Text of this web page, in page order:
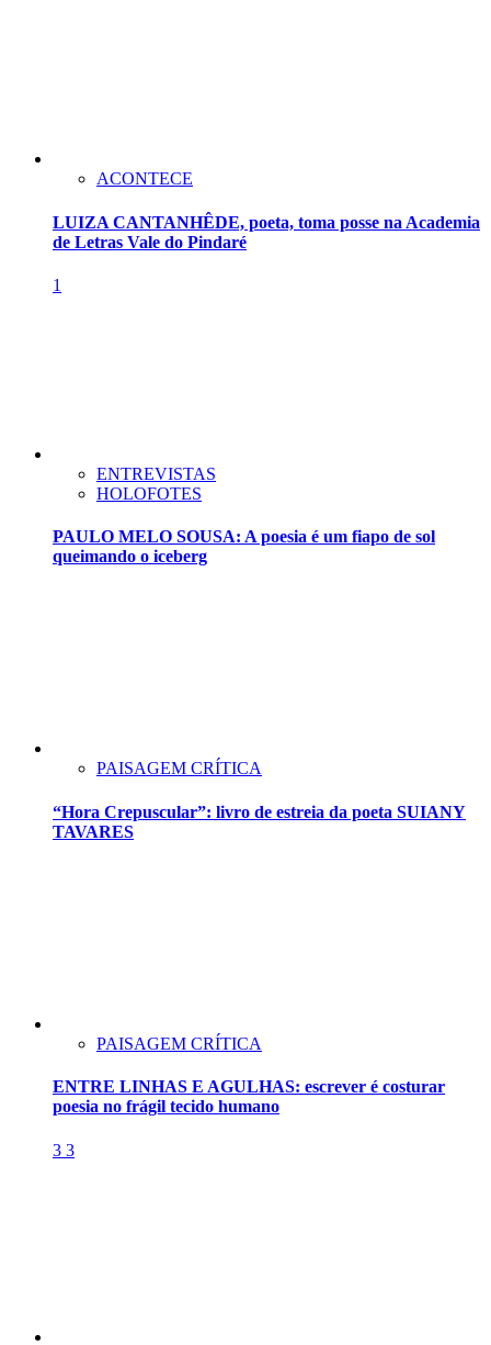
ACONTECE
LUIZA CANTANHÊDE, poeta, toma posse na Academia
de Letras Vale do Pindaré
1
ENTREVISTAS
HOLOFOTES
PAULO MELO SOUSA: A poesia é um fiapo de sol
queimando o iceberg
PAISAGEM CRÍTICA
“Hora Crepuscular”: livro de estreia da poeta SUIANY
TAVARES
PAISAGEM CRÍTICA
ENTRE LINHAS E AGULHAS: escrever é costurar
poesia no frágil tecido humano
3 3